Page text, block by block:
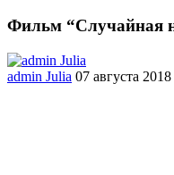
Фильм “Случайная
admin Julia 07 августа 2018